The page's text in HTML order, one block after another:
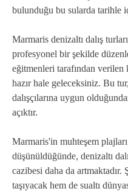
bulunduğu bu sularda tarihle
Marmaris denizaltı dalış
profesyonel bir şekilde
eğitmenleri tarafından verilen
hazır hale geleceksiniz. Bu
dalışçılarına uygun
açıktır.
Marmaris'in muhteşem
düşünüldüğünde, denizaltı
cazibesi daha da
taşıyacak hem de sualtı